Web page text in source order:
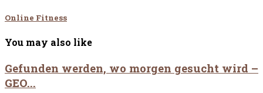
Online Fitness
You may also like
Gefunden werden, wo morgen gesucht wird –
GEO...